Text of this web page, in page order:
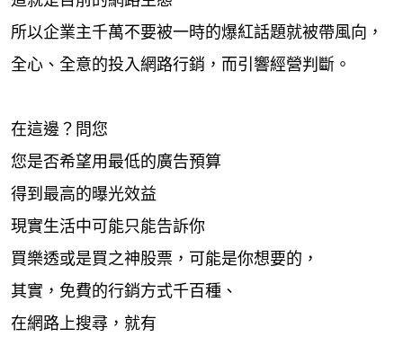
所以企業主千萬不要被一時的爆紅話題就被帶風向，
全心、全意的投入網路行銷，而引響經營判斷。
在這邊？問您
您是否希望用最低的廣告預算
得到最高的曝光效益
現實生活中可能只能告訴你
買樂透或是買之神股票，可能是你想要的，
其實，免費的行銷方式千百種、
在網路上搜尋，就有